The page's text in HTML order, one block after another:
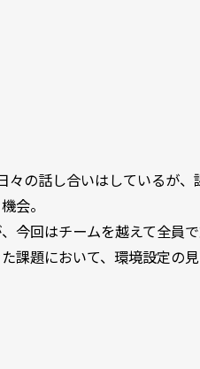
々の話し合いはしているが、
会。
今回はチームを越えて全員
課題において、環境設定の